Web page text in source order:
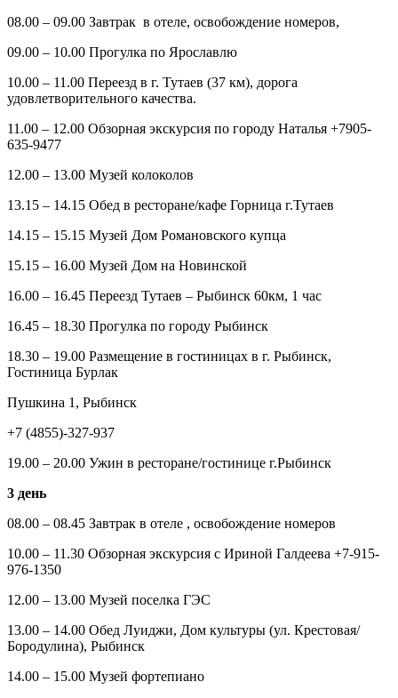
08.00 – 09.00 Завтрак в отеле, освобождение номеров,
09.00 – 10.00 Прогулка по Ярославлю
10.00 – 11.00 Переезд в г. Тутаев (37 км), дорога
удовлетворительного качества.
11.00 – 12.00 Обзорная экскурсия по городу Наталья +7905-
635-9477
12.00 – 13.00 Музей колоколов
13.15 – 14.15 Обед в ресторане/кафе Горница г.Тутаев
14.15 – 15.15 Музей Дом Романовского купца
15.15 – 16.00 Музей Дом на Новинской
16.00 – 16.45 Переезд Тутаев – Рыбинск 60км, 1 час
16.45 – 18.30 Прогулка по городу Рыбинск
18.30 – 19.00 Размещение в гостиницах в г. Рыбинск,
Гостиница Бурлак
Пушкина 1, Рыбинск
+7 (4855)-327-937
19.00 – 20.00 Ужин в ресторане/гостинице г.Рыбинск
3 день
08.00 – 08.45 Завтрак в отеле , освобождение номеров
10.00 – 11.30 Обзорная экскурсия с Ириной Галдеева +7-915-
976-1350
12.00 – 13.00 Музей поселка ГЭС
13.00 – 14.00 Обед Луиджи, Дом культуры (ул. Крестовая/
Бородулина), Рыбинск
14.00 – 15.00 Музей фортепиано